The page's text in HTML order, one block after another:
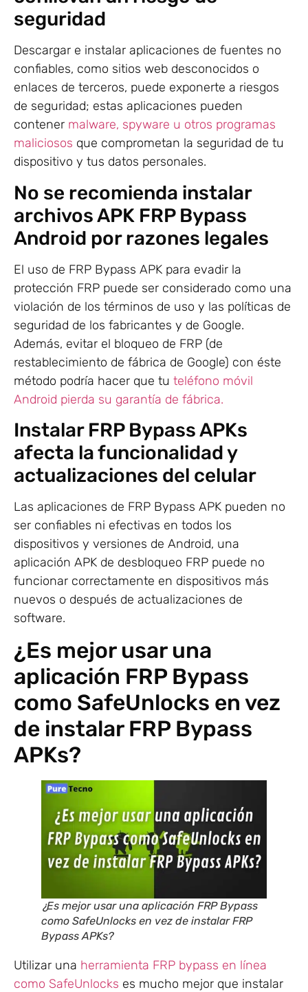
seguridad
Descargar e instalar aplicaciones de fuentes no
confiables, como sitios web desconocidos o
enlaces de terceros, puede exponerte a riesgos
de seguridad; estas aplicaciones pueden
contener malware, spyware u otros programas
maliciosos que comprometan la seguridad de tu
dispositivo y tus datos personales.
No se recomienda instalar
archivos APK FRP Bypass
Android por razones legales
El uso de FRP Bypass APK para evadir la
protección FRP puede ser considerado como una
violación de los términos de uso y las políticas de
seguridad de los fabricantes y de Google.
Además, evitar el bloqueo de FRP (de
restablecimiento de fábrica de Google) con éste
método podría hacer que tu teléfono móvil
Android pierda su garantía de fábrica.
Instalar FRP Bypass APKs
afecta la funcionalidad y
actualizaciones del celular
Las aplicaciones de FRP Bypass APK pueden no
ser confiables ni efectivas en todos los
dispositivos y versiones de Android, una
aplicación APK de desbloqueo FRP puede no
funcionar correctamente en dispositivos más
nuevos o después de actualizaciones de
software.
¿Es mejor usar una
aplicación FRP Bypass
como SafeUnlocks en vez
de instalar FRP Bypass
APKs?
¿Es mejor usar una aplicación FRP Bypass
como SafeUnlocks en vez de instalar FRP
Bypass APKs?
Utilizar una herramienta FRP bypass en línea
como SafeUnlocks es mucho mejor que instalar